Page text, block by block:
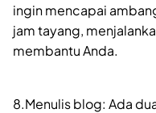
ingin mencapai
jam tayang,
membantu Anda.
8.Menulis blog: Ada